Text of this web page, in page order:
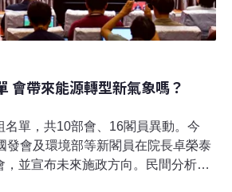
會帶來能源轉型新氣象嗎？
名單，共10部會、16閣員異動。今
發會及環境部等新閣員在院長卓榮泰
，並宣布未來施政方向。民間分析，